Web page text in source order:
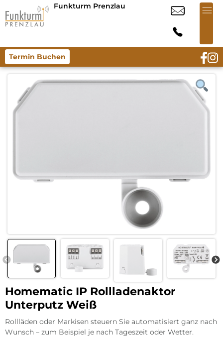
Funkturm Prenzlau
Termin Buchen
Homematic IP Rollladenaktor
Unterputz Weiß
Rollläden oder Markisen steuern Sie automatisiert ganz nach
Wunsch – zum Beispiel je nach Tageszeit oder Wetter.